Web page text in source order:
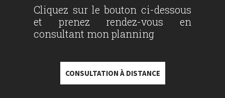
Cliquez sur le bouton ci-dessous
et prenez rendez-vous en
consultant mon planning
CONSULTATION À DISTANCE